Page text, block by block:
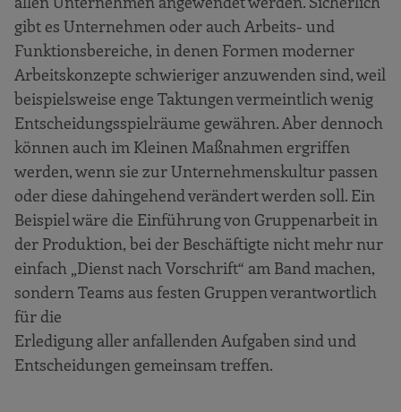
gibt es Unternehmen oder auch Arbeits- und
Funktionsbereiche, in denen Formen moderner
Arbeitskonzepte schwieriger anzuwenden sind, weil
beispielsweise enge Taktungen vermeintlich wenig
Entscheidungsspielräume gewähren. Aber dennoch
können auch im Kleinen Maßnahmen ergriffen
werden, wenn sie zur Unternehmenskultur passen
oder diese dahingehend verändert werden soll. Ein
Beispiel wäre die Einführung von Gruppenarbeit in
der Produktion, bei der Beschäftigte nicht mehr nur
einfach „Dienst nach Vorschrift“ am Band machen,
sondern Teams aus festen Gruppen verantwortlich
für die
Erledigung aller anfallenden Aufgaben sind und
Entscheidungen gemeinsam treffen.